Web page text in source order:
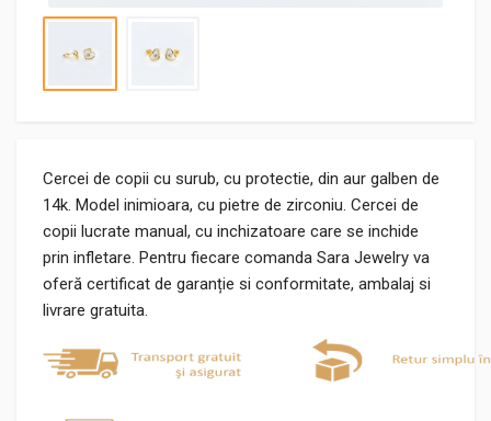
Cercei de copii cu surub, cu protectie, din aur galben de
14k. Model inimioara, cu pietre de zirconiu. Cercei de
copii lucrate manual, cu inchizatoare care se inchide
prin infletare. Pentru fiecare comanda Sara Jewelry va
oferă certificat de garanție si conformitate, ambalaj si
livrare gratuita.